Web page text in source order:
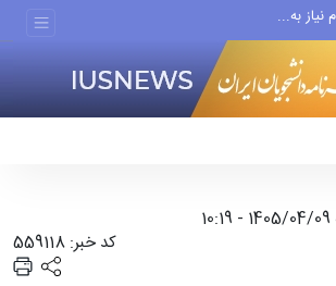
متحد...
کد خبر: 559118